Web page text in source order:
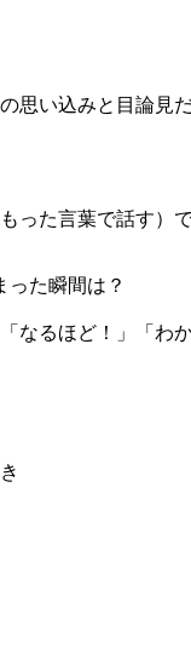
思い込みと目論見
った言葉で話す）
った瞬間は？
なるほど！」「わ